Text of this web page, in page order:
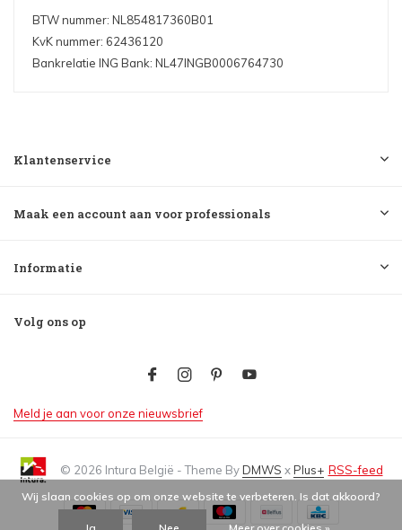
BTW nummer: NL854817360B01
KvK nummer: 62436120
Bankrelatie ING Bank: NL47INGB0006764730
Klantenservice
Maak een account aan voor professionals
Informatie
Volg ons op
Meld je aan voor onze nieuwsbrief
© 2026 Intura België - Theme ByDMWS xPlus+ RSS-feed
Wij slaan cookies op om onze website te verbeteren. Is dat akkoord?